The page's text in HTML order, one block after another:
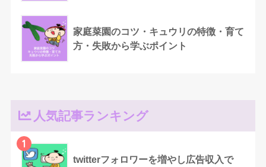
家庭菜園のコツ・キュウリの特徴・育て
方・失敗から学ぶポイント
人気記事ランキング
1
twitterフォロワーを増やし広告収入で